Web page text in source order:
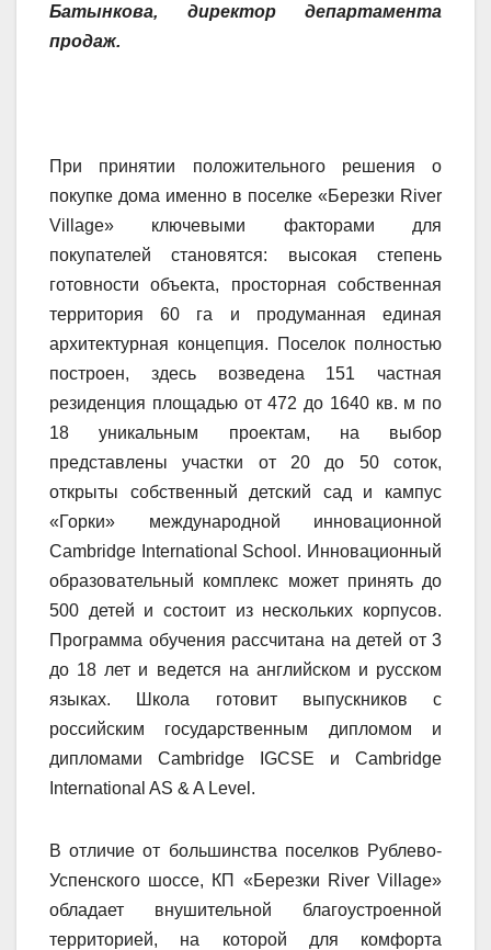
Батынкова, директор департамента
продаж.
При принятии положительного решения о
покупке дома именно в поселке «Березки River
Village» ключевыми факторами для
покупателей становятся: высокая степень
готовности объекта, просторная собственная
территория 60 га и продуманная единая
архитектурная концепция. Поселок полностью
построен, здесь возведена 151 частная
резиденция площадью от 472 до 1640 кв. м по
18 уникальным проектам, на выбор
представлены участки от 20 до 50 соток,
открыты собственный детский сад и кампус
«Горки» международной инновационной
Cambridge International School. Инновационный
образовательный комплекс может принять до
500 детей и состоит из нескольких корпусов.
Программа обучения рассчитана на детей от 3
до 18 лет и ведется на английском и русском
языках. Школа готовит выпускников с
российским государственным дипломом и
дипломами Cambridge IGCSE и Cambridge
International AS & A Level.
В отличие от большинства поселков Рублево-
Успенского шоссе, КП «Березки River Village»
обладает внушительной благоустроенной
территорией, на которой для комфорта